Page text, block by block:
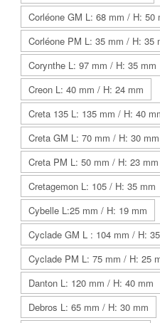
Corléone GM L: 68 mm / H: 50
Corléone PM L: 35 mm / H: 35
Corynthe L: 97 mm / H: 35 mm
Creon L: 40 mm / H: 24 mm
Creta 135 L: 135 mm / H: 40
Creta GM L: 70 mm / H: 30 mm
Creta PM L: 50 mm / H: 23 mm
Cretagemon L: 105 / H: 35 mm
Cybelle L:25 mm / H: 19 mm
Cyclade GM L : 104 mm / H:
Cyclade PM L: 75 mm / H: 25
Danton L: 120 mm / H: 40 mm
Debros L: 65 mm / H: 30 mm